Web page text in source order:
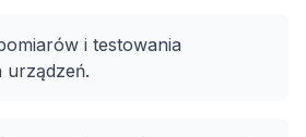
i testowania
urządzeń.